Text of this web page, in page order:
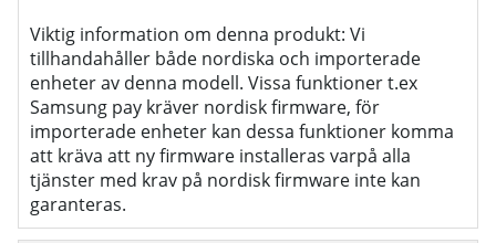
Viktig information om denna produkt: Vi
tillhandahåller både nordiska och importerade
enheter av denna modell. Vissa funktioner t.ex
Samsung pay kräver nordisk firmware, för
importerade enheter kan dessa funktioner komma
att kräva att ny firmware installeras varpå alla
tjänster med krav på nordisk firmware inte kan
garanteras.